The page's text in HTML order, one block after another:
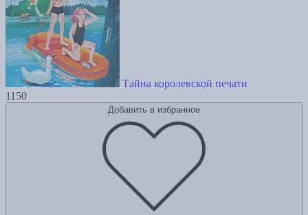
Тайна королевской печати
1150
Добавить в избранное